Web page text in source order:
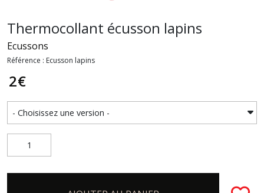
Thermocollant écusson lapins
Ecussons
Référence : Ecusson lapins
2€